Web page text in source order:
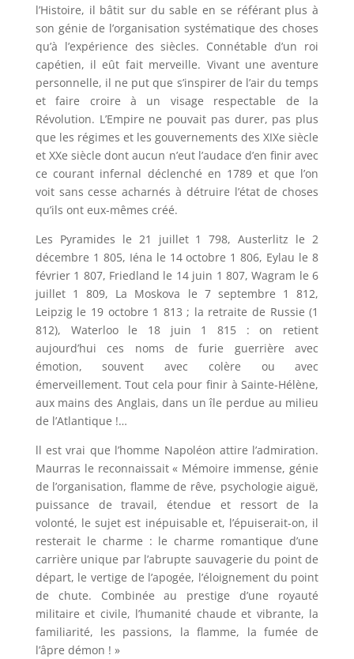
l’Histoire, il bâtit sur du sable en se référant plus à
son génie de l’organisation systématique des choses
qu’à l’expérience des siècles. Connétable d’un roi
capétien, il eût fait merveille. Vivant une aventure
personnelle, il ne put que s’inspirer de l’air du temps
et faire croire à un visage respectable de la
Révolution. L’Empire ne pouvait pas durer, pas plus
que les régimes et les gouvernements des XIXe siècle
et XXe siècle dont aucun n’eut l’audace d’en finir avec
ce courant infernal déclenché en 1789 et que l’on
voit sans cesse acharnés à détruire l’état de choses
qu’ils ont eux-mêmes créé.
Les Pyramides le 21 juillet 1 798, Austerlitz le 2
décembre 1 805, Iéna le 14 octobre 1 806, Eylau le 8
février 1 807, Friedland le 14 juin 1 807, Wagram le 6
juillet 1 809, La Moskova le 7 septembre 1 812,
Leipzig le 19 octobre 1 813 ; la retraite de Russie (1
812), Waterloo le 18 juin 1 815 : on retient
aujourd’hui ces noms de furie guerrière avec
émotion, souvent avec colère ou avec
émerveillement. Tout cela pour finir à Sainte-Hélène,
aux mains des Anglais, dans un île perdue au milieu
de l’Atlantique !…
ll est vrai que l’homme Napoléon attire l’admiration.
Maurras le reconnaissait « Mémoire immense, génie
de l’organisation, flamme de rêve, psychologie aiguë,
puissance de travail, étendue et ressort de la
volonté, le sujet est inépuisable et, l’épuiserait-on, il
resterait le charme : le charme romantique d’une
carrière unique par l’abrupte sauvagerie du point de
départ, le vertige de l’apogée, l’éloignement du point
de chute. Combinée au prestige d’une royauté
militaire et civile, l’humanité chaude et vibrante, la
familiarité, les passions, la flamme, la fumée de
l’âpre démon ! »